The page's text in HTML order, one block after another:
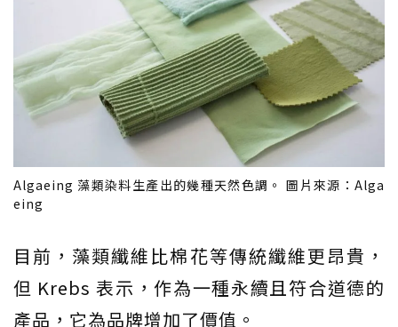
Algaeing 藻類染料生產出的幾種天然色調。 圖片來源：Alga
eing
目前，藻類纖維比棉花等傳統纖維更昂貴，
但 Krebs 表示，作為一種永續且符合道德的
產品，它為品牌增加了價值。